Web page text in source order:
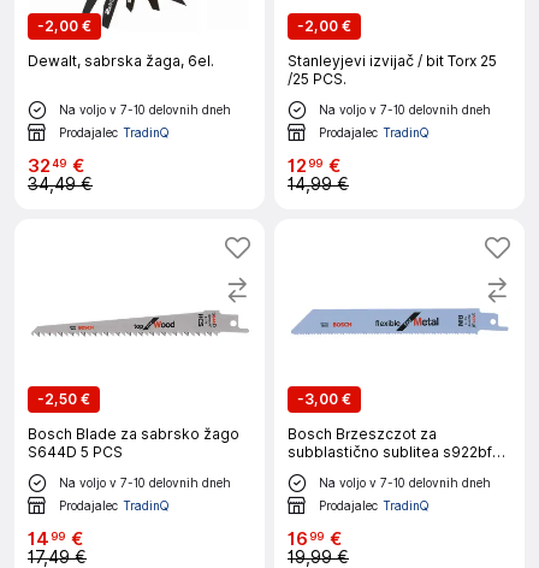
-2,00 €
Dewalt, sabrska žaga, 6el.
Na voljo v 7-10 delovnih dneh
Prodajalec TradinQ
3249 €
34,49 €
-2,00 €
Stanleyjevi izvijač / bit Torx 25
/25 PCS.
Na voljo v 7-10 delovnih dneh
Prodajalec TradinQ
1299 €
14,99 €
-2,50 €
Bosch Blade za sabrsko žago
S644D 5 PCS
Na voljo v 7-10 delovnih dneh
Prodajalec TradinQ
1499 €
17,49 €
-3,00 €
Bosch Brzeszczot za
subblastično sublitea s922bf
150 mm kovina 5 psov
Na voljo v 7-10 delovnih dneh
Prodajalec TradinQ
1699 €
19,99 €